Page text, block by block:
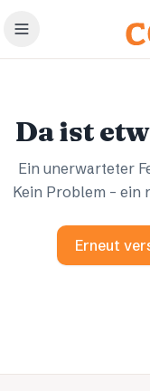
Zum Hauptinhalt
Da ist
Ein unerwarteter
Kein Problem – ein
Erneut